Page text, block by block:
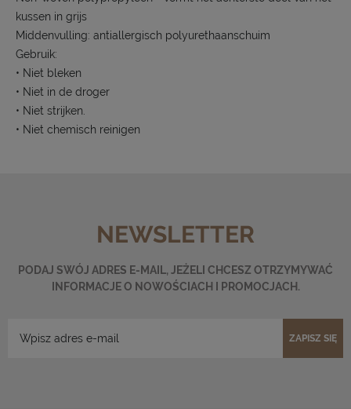
kussen in grijs
Middenvulling: antiallergisch polyurethaanschuim
Gebruik:
• Niet bleken
• Niet in de droger
• Niet strijken.
• Niet chemisch reinigen
NEWSLETTER
PODAJ SWÓJ ADRES E-MAIL, JEŻELI CHCESZ OTRZYMYWAĆ
INFORMACJE O NOWOŚCIACH I PROMOCJACH.
ZAPISZ SIĘ